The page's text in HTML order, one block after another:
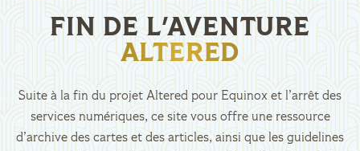
FIN DE L'AVENTURE
ALTERED
Suite à la fin du projet Altered pour Equinox et l’arrêt des
services numériques, ce site vous offre une ressource
d’archive des cartes et des articles, ainsi que les guidelines